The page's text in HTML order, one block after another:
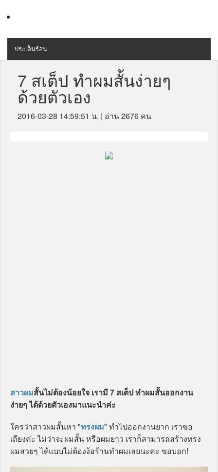
ประเด็นร้อน
เครื่องสำอางค์
ลดความอ้วน
7 สเต็ป ทําผมสั้นง่ายๆ
ด้วยตัวเอง
2016-03-28 14:59:51 น. | อ่าน 2676 คน
สาวผมสั้นไม่ต้องน้อยใจ เรามี 7 สเต็ป ทําผมสั้นออกงาน
ง่ายๆ ได้ด้วยตัวเองมาแนะนำค่ะ
ใครว่าสาวผมสั้นหา "ทรงผม" ทำไปออกงานยาก เราขอ
เถียงค่ะ ไม่ว่าจะผมสั้น หรือผมยาว เราก็สามารถสร้างทรง
ผมสวยๆ ได้แบบไม่ต้องง้อร้านทำผมเลยนะคะ ขอบอก!